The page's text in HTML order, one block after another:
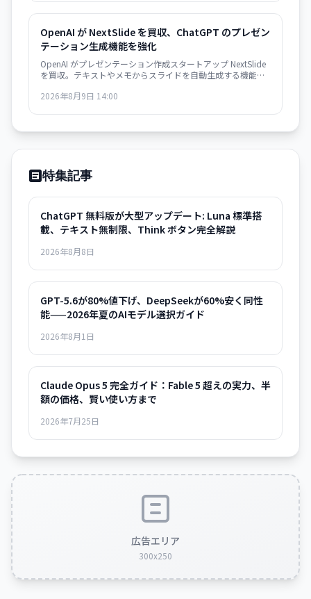
OpenAI が NextSlide を買収、ChatGPT のプレゼン
テーション生成機能を強化
OpenAI がプレゼンテーション作成スタートアップ NextSlide
を買収。テキストやメモからスライドを自動生成する機能が
2026年8月9日 14:00
特集記事
ChatGPT 無料版が大型アップデート: Luna 標準搭
載、テキスト無制限、Think ボタン完全解説
2026年8月8日
GPT-5.6が80%値下げ、DeepSeekが60%安く同性
能——2026年夏のAIモデル選択ガイド
2026年8月1日
Claude Opus 5 完全ガイド：Fable 5 超えの実力、半
額の価格、賢い使い方まで
2026年7月25日
広告エリア
300x250